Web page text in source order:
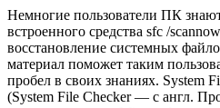
Немногие пользователи ПК
встроенного средства sfc /
восстановление системных
материал поможет таким
пробел в своих знаниях. System
(System File Checker — с англ.